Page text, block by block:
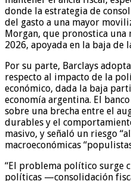
donde la estrategia de
del gasto a una mayor
Morgan, que pronostica una
2026, apoyada en la baja de
Por su parte, Barclays
respecto al impacto de la
económico, dada la baja
economía argentina. El
sobre una brecha entre el
durables y el
masivo, y señaló un riesgo
macroeconómicas
“El problema político surge
políticas —consolidación